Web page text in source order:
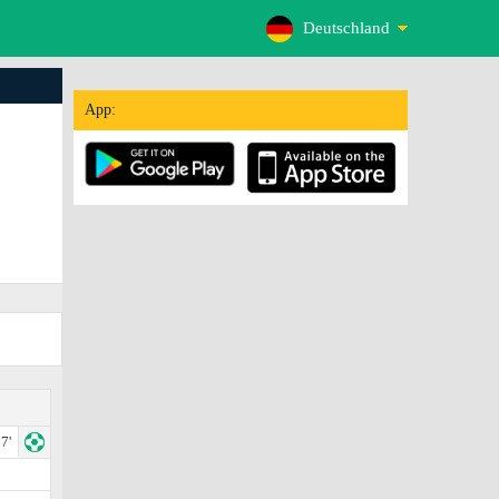
Deutschland
App: